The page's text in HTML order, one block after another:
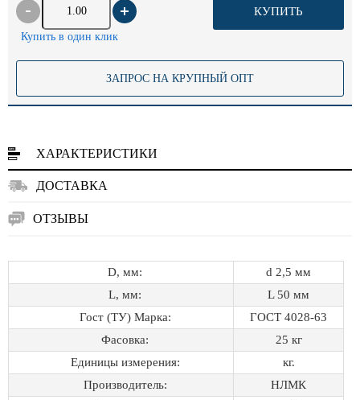
КУПИТЬ
Купить в один клик
ЗАПРОС НА КРУПНЫЙ ОПТ
ХАРАКТЕРИСТИКИ
ДОСТАВКА
ОТЗЫВЫ
D, мм:
d 2,5 мм
L, мм:
L 50 мм
Гост (ТУ) Марка:
ГОСТ 4028-63
Фасовка:
25 кг
Единицы измерения:
кг.
Производитель:
НЛМК